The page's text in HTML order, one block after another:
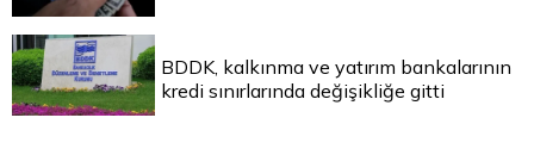
BDDK, kalkınma ve yatırım bankalarının
kredi sınırlarında değişikliğe gitti